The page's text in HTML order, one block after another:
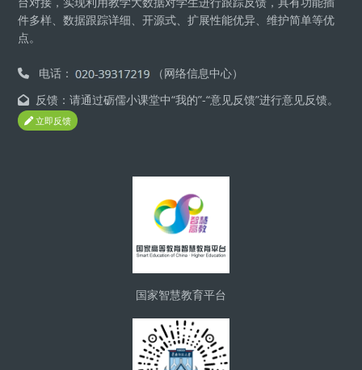
件多样、数据跟踪详细、开源式、扩展性能优异、维护简单等优
点。
电话：
（网络信息中心）
反馈：请通过砺儒小课堂中“我的”-“意见反馈”进行意见反馈。
立即反馈
国家智慧教育平台